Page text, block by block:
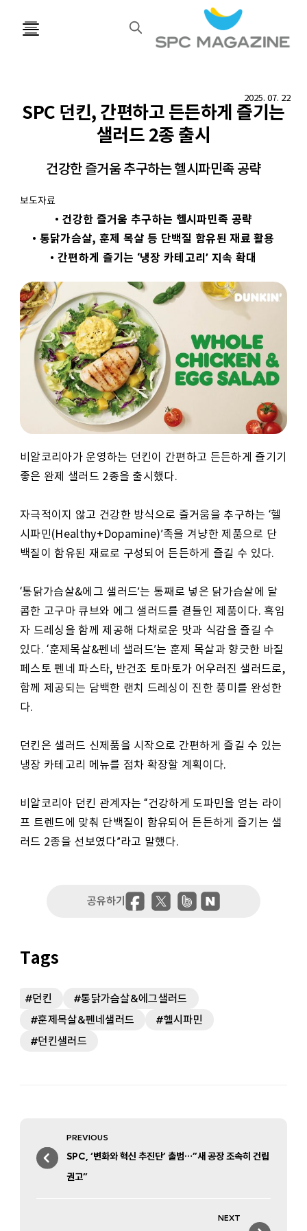
검
2025. 07. 22
SPC 던킨, 간편하고 든든하게 즐기는
샐러드 2종 출시
건강한 즐거움 추구하는 헬시파민족 공략
보도자료
• 건강한 즐거움 추구하는 헬시파민족 공략
• 통닭가슴살, 훈제 목살 등 단백질 함유된 재료 활용
• 간편하게 즐기는 ‘냉장 카테고리’ 지속 확대
비알코리아가 운영하는 던킨이 간편하고 든든하게 즐기기
좋은 완제 샐러드 2종을 출시했다.
자극적이지 않고 건강한 방식으로 즐거움을 추구하는 ‘헬
시파민(Healthy+Dopamine)’족을 겨냥한 제품으로 단
백질이 함유된 재료로 구성되어 든든하게 즐길 수 있다.
‘통닭가슴살&에그 샐러드’는 통째로 넣은 닭가슴살에 달
콤한 고구마 큐브와 에그 샐러드를 곁들인 제품이다. 흑임
자 드레싱을 함께 제공해 다채로운 맛과 식감을 즐길 수
있다. ‘훈제목살&펜네 샐러드’는 훈제 목살과 향긋한 바질
페스토 펜네 파스타, 반건조 토마토가 어우러진 샐러드로,
함께 제공되는 담백한 랜치 드레싱이 진한 풍미를 완성한
다.
던킨은 샐러드 신제품을 시작으로 간편하게 즐길 수 있는
냉장 카테고리 메뉴를 점차 확장할 계획이다.
비알코리아 던킨 관계자는 “건강하게 도파민을 얻는 라이
프 트렌드에 맞춰 단백질이 함유되어 든든하게 즐기는 샐
러드 2종을 선보였다”라고 말했다.
던킨
통닭가슴살&에그샐러드
훈제목살&펜네샐러드
헬시파민
던킨샐러드
navigation
PREVIOUS
Previous
post:
SPC, ‘변화와 혁신 추진단’ 출범…”새 공장 조속히 건립
권고”
NEXT